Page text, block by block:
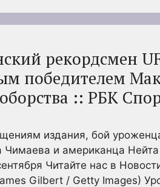
рекордсмен
победителем
:: РБК
издания, бой
Чимаева и американца Нейта
Читайте нас в
Gilbert / Getty Images)